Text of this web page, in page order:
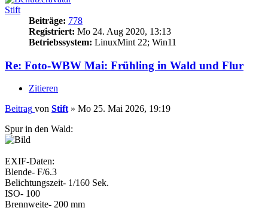
Stift
Beiträge: 778
Registriert: Mo 24. Aug 2020, 13:13
Betriebssystem: LinuxMint 22; Win11
Re: Foto-WBW Mai: Frühling in Wald und Flur
Zitieren
Beitrag von Stift » Mo 25. Mai 2026, 19:19
Spur in den Wald:
EXIF-Daten:
Blende- F/6.3
Belichtungszeit- 1/160 Sek.
ISO- 100
Brennweite- 200 mm